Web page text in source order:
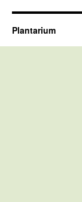
Plantarium